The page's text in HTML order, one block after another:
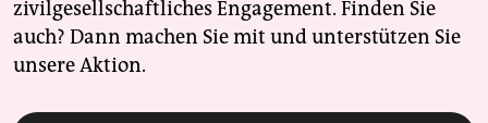
zivilgesellschaftliches Engagement. Finden Sie
auch? Dann machen Sie mit und unterstützen Sie
unsere Aktion.